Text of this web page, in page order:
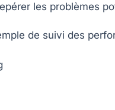
les problèmes
de suivi des